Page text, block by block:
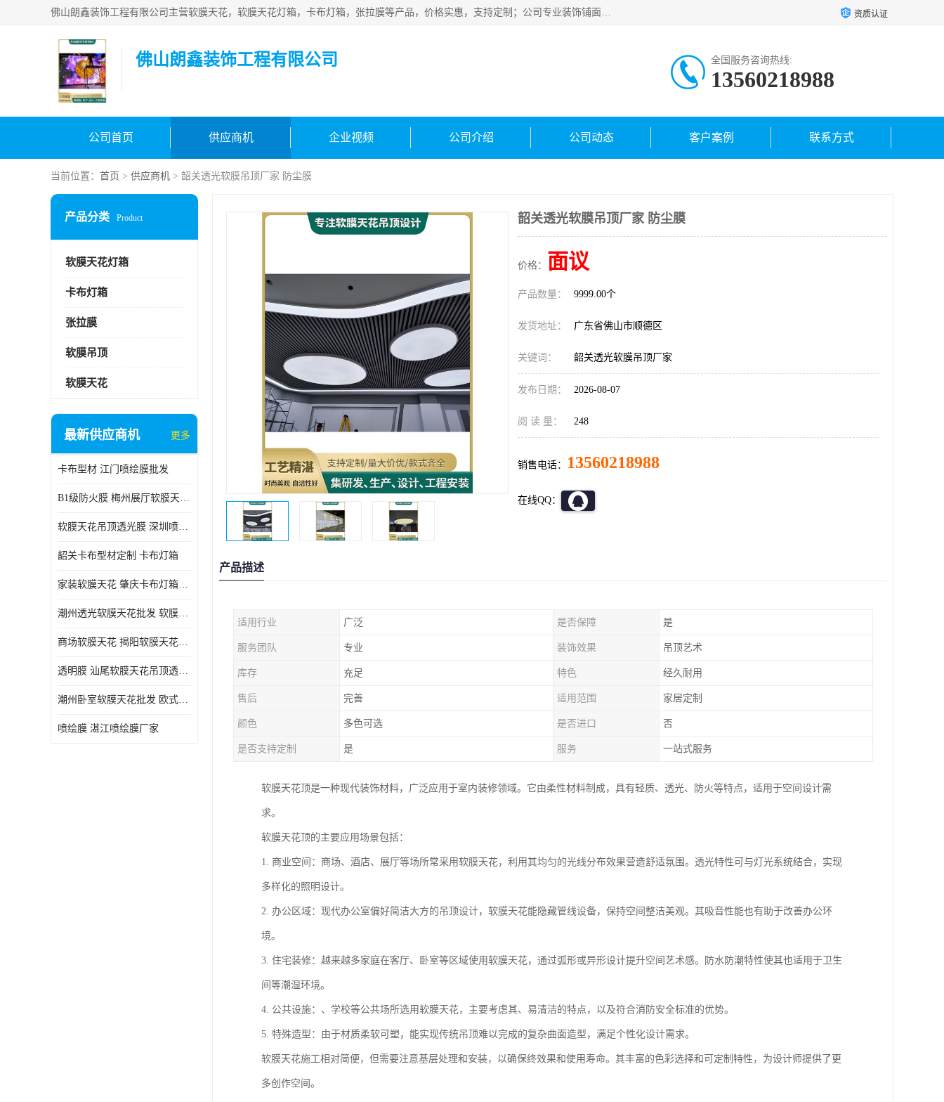
佛山朗鑫装饰工程有限公司主营软膜天花，软膜天花灯箱，卡布灯箱，张拉膜等产品，价格实惠，支持定制；公司专业装饰铺面，家居，会展特装，软膜等工程，技能精良人员，安装快、价格合理，质量保证、热诚与各方有识人士合作，欢迎新老客户来电咨询。 资质认证
佛山朗鑫装饰工程有限公司 全国服务咨询热线:
13560218988
公司首页 供应商机 企业视频 公司介绍 公司动态 客户案例 联系方式
当前位置： 首页 > 供应商机 > 韶关透光软膜吊顶厂家 防尘膜
产品分类 Product
软膜天花灯箱
卡布灯箱
张拉膜
软膜吊顶
软膜天花
最新供应商机 更多
卡布型材 江门喷绘膜批发
B1级防火膜 梅州展厅软膜天花批发
软膜天花吊顶透光膜 深圳喷绘膜批发
韶关卡布型材定制 卡布灯箱
家装软膜天花 肇庆卡布灯箱批发
潮州透光软膜天花批发 软膜天花
商场软膜天花 揭阳软膜天花吊顶透光膜批发
透明膜 汕尾软膜天花吊顶透光膜定制
潮州卧室软膜天花批发 欧式软膜天花
喷绘膜 湛江喷绘膜厂家
韶关透光软膜吊顶厂家 防尘膜
价格： 面议
产品数量： 9999.00个
发货地址： 广东省佛山市顺德区
关键词： 韶关透光软膜吊顶厂家
发布日期： 2026-08-07
阅 读 量： 248
销售电话： 13560218988
在线QQ：
产品描述
适用行业 广泛 是否保障 是
服务团队 专业 装饰效果 吊顶艺术
库存 充足 特色 经久耐用
售后 完善 适用范围 家居定制
颜色 多色可选 是否进口 否
是否支持定制 是 服务 一站式服务
软膜天花顶是一种现代装饰材料，广泛应用于室内装修领域。它由柔性材料制成，具有轻质、透光、防火等特点，适用于空间设计需
求。
软膜天花顶的主要应用场景包括：
1. 商业空间：商场、酒店、展厅等场所常采用软膜天花，利用其均匀的光线分布效果营造舒适氛围。透光特性可与灯光系统结合，实现
多样化的照明设计。
2. 办公区域：现代办公室偏好简洁大方的吊顶设计，软膜天花能隐藏管线设备，保持空间整洁美观。其吸音性能也有助于改善办公环
境。
3. 住宅装修：越来越多家庭在客厅、卧室等区域使用软膜天花，通过弧形或异形设计提升空间艺术感。防水防潮特性使其也适用于卫生
间等潮湿环境。
4. 公共设施：、学校等公共场所选用软膜天花，主要考虑其、易清洁的特点，以及符合消防安全标准的优势。
5. 特殊造型：由于材质柔软可塑，能实现传统吊顶难以完成的复杂曲面造型，满足个性化设计需求。
软膜天花施工相对简便，但需要注意基层处理和安装，以确保终效果和使用寿命。其丰富的色彩选择和可定制特性，为设计师提供了更
多创作空间。